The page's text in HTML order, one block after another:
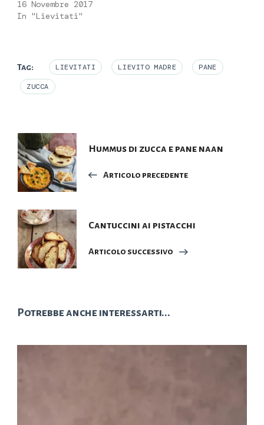
16 Novembre 2017
In "Lievitati"
Tag: LIEVITATI LIEVITO MADRE PANE
ZUCCA
Navigazione
articoli
Hummus di zucca e pane naan
Articolo precedente
Cantuccini ai pistacchi
Articolo successivo
Potrebbe anche interessarti...